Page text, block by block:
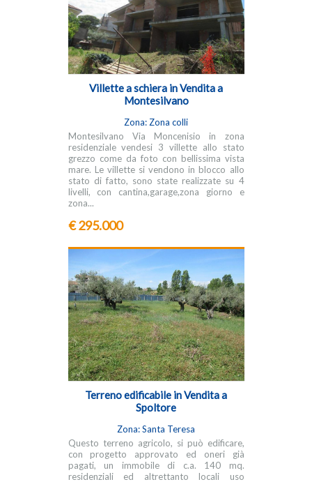
Villette a schiera in Vendita a
Montesilvano
Zona: Zona colli
Montesilvano Via Moncenisio in zona
residenziale vendesi 3 villette allo stato
grezzo come da foto con bellissima vista
mare. Le villette si vendono in blocco allo
stato di fatto, sono state realizzate su 4
livelli, con cantina,garage,zona giorno e
zona...
€ 295.000
Terreno edificabile in Vendita a
Spoltore
Zona: Santa Teresa
Questo terreno agricolo, si può edificare,
con progetto approvato ed oneri già
pagati, un immobile di c.a. 140 mq.
residenziali ed altrettanto locali uso